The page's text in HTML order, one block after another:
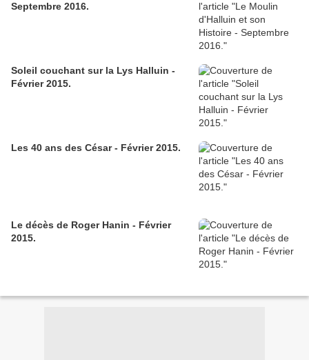
Septembre 2016.
Soleil couchant sur la Lys Halluin -
Février 2015.
Les 40 ans des César - Février 2015.
Le décès de Roger Hanin - Février
2015.